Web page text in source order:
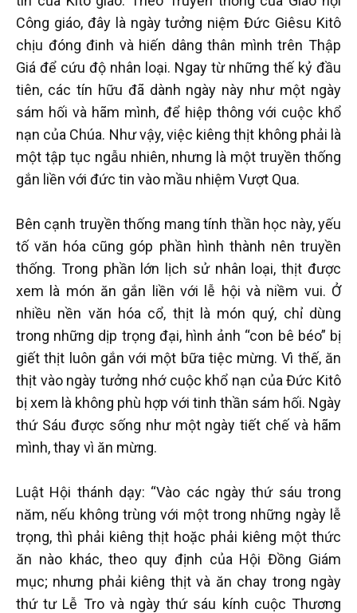
Công giáo, đây là ngày tưởng niệm Đức Giêsu Kitô
chịu đóng đinh và hiến dâng thân mình trên Thập
Giá để cứu độ nhân loại. Ngay từ những thế kỷ đầu
tiên, các tín hữu đã dành ngày này như một ngày
sám hối và hãm mình, để hiệp thông với cuộc khổ
nạn của Chúa. Như vậy, việc kiêng thịt không phải là
một tập tục ngẫu nhiên, nhưng là một truyền thống
gắn liền với đức tin vào mầu nhiệm Vượt Qua.
Bên cạnh truyền thống mang tính thần học này, yếu
tố văn hóa cũng góp phần hình thành nên truyền
thống. Trong phần lớn lịch sử nhân loại, thịt được
xem là món ăn gắn liền với lễ hội và niềm vui. Ở
nhiều nền văn hóa cổ, thịt là món quý, chỉ dùng
trong những dịp trọng đại, hình ảnh “con bê béo” bị
giết thịt luôn gắn với một bữa tiệc mừng. Vì thế, ăn
thịt vào ngày tưởng nhớ cuộc khổ nạn của Đức Kitô
bị xem là không phù hợp với tinh thần sám hối. Ngày
thứ Sáu được sống như một ngày tiết chế và hãm
mình, thay vì ăn mừng.
Luật Hội thánh dạy: “Vào các ngày thứ sáu trong
năm, nếu không trùng với một trong những ngày lễ
trọng, thì phải kiêng thịt hoặc phải kiêng một thức
ăn nào khác, theo quy định của Hội Đồng Giám
mục; nhưng phải kiêng thịt và ăn chay trong ngày
thứ tư Lễ Tro và ngày thứ sáu kính cuộc Thương